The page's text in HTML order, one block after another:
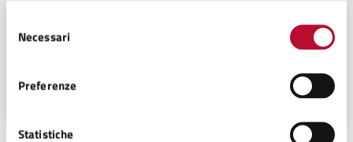
delNecessari
Preferenze
Statistiche
Territorio), Lavori Pubblici,
Autoparco, Servizi cimiteriali,
dei Priori n° 12, 56048